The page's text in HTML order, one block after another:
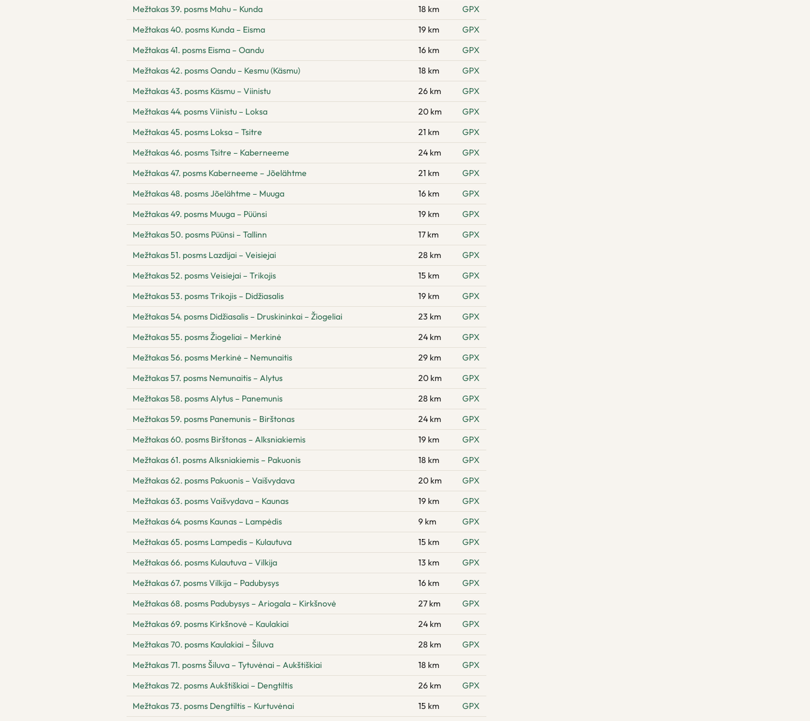
Mežtakas 39. posms Mahu – Kunda
18 km
GPX
Mežtakas 40. posms Kunda – Eisma
19 km
GPX
Mežtakas 41. posms Eisma – Oandu
16 km
GPX
Mežtakas 42. posms Oandu – Kesmu (Käsmu)
18 km
GPX
Mežtakas 43. posms Käsmu – Viinistu
26 km
GPX
Mežtakas 44. posms Viinistu – Loksa
20 km
GPX
Mežtakas 45. posms Loksa – Tsitre
21 km
GPX
Mežtakas 46. posms Tsitre – Kaberneeme
24 km
GPX
Mežtakas 47. posms Kaberneeme – Jõelähtme
21 km
GPX
Mežtakas 48. posms Jõelähtme – Muuga
16 km
GPX
Mežtakas 49. posms Muuga – Püünsi
19 km
GPX
Mežtakas 50. posms Püünsi – Tallinn
17 km
GPX
Mežtakas 51. posms Lazdijai – Veisiejai
28 km
GPX
Mežtakas 52. posms Veisiejai – Trikojis
15 km
GPX
Mežtakas 53. posms Trikojis – Didžiasalis
19 km
GPX
Mežtakas 54. posms Didžiasalis – Druskininkai – Žiogeliai
23 km
GPX
Mežtakas 55. posms Žiogeliai – Merkinė
24 km
GPX
Mežtakas 56. posms Merkinė – Nemunaitis
29 km
GPX
Mežtakas 57. posms Nemunaitis – Alytus
20 km
GPX
Mežtakas 58. posms Alytus – Panemunis
28 km
GPX
Mežtakas 59. posms Panemunis – Birštonas
24 km
GPX
Mežtakas 60. posms Birštonas – Alksniakiemis
19 km
GPX
Mežtakas 61. posms Alksniakiemis – Pakuonis
18 km
GPX
Mežtakas 62. posms Pakuonis – Vaišvydava
20 km
GPX
Mežtakas 63. posms Vaišvydava – Kaunas
19 km
GPX
Mežtakas 64. posms Kaunas – Lampėdis
9 km
GPX
Mežtakas 65. posms Lampedis – Kulautuva
15 km
GPX
Mežtakas 66. posms Kulautuva – Vilkija
13 km
GPX
Mežtakas 67. posms Vilkija – Padubysys
16 km
GPX
Mežtakas 68. posms Padubysys – Ariogala – Kirkšnovė
27 km
GPX
Mežtakas 69. posms Kirkšnovė – Kaulakiai
24 km
GPX
Mežtakas 70. posms Kaulakiai – Šiluva
28 km
GPX
Mežtakas 71. posms Šiluva – Tytuvėnai – Aukštiškiai
18 km
GPX
Mežtakas 72. posms Aukštiškiai – Dengtiltis
26 km
GPX
Mežtakas 73. posms Dengtiltis – Kurtuvėnai
15 km GPX